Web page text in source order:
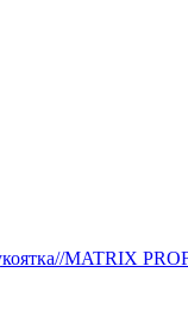
MATRIX